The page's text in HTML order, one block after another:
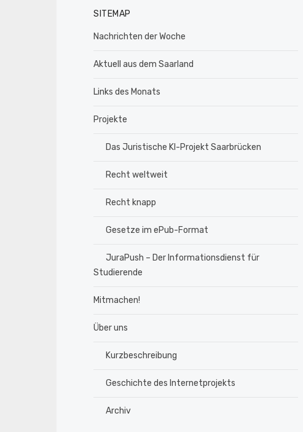
SITEMAP
Nachrichten der Woche
Aktuell aus dem Saarland
Links des Monats
Projekte
Das Juristische KI-Projekt Saarbrücken
Recht weltweit
Recht knapp
Gesetze im ePub-Format
JuraPush – Der Informationsdienst für
Studierende
Mitmachen!
Über uns
Kurzbeschreibung
Geschichte des Internetprojekts
Archiv